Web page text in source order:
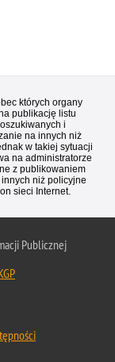
których organy
publikację listu
i
na innych niż
w takiej sytuacji
na administratorze
z publikowaniem
niż policyjne
sieci Internet.
Publicznej